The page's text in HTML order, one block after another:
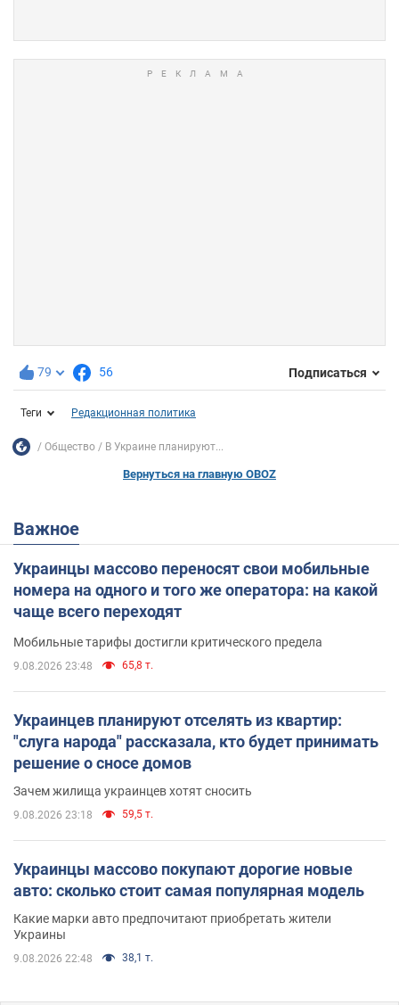
79 56 Подписаться
Теги Редакционная политика
Общество В Украине планируют...
Вернуться на главную OBOZ
Важное
Украинцы массово переносят свои мобильные
номера на одного и того же оператора: на какой
чаще всего переходят
Мобильные тарифы достигли критического предела
9.08.2026 23:48 65,8 т.
Украинцев планируют отселять из квартир:
"слуга народа" рассказала, кто будет принимать
решение о сносе домов
Зачем жилища украинцев хотят сносить
9.08.2026 23:18 59,5 т.
Украинцы массово покупают дорогие новые
авто: сколько стоит самая популярная модель
Какие марки авто предпочитают приобретать жители
Украины
9.08.2026 22:48 38,1 т.